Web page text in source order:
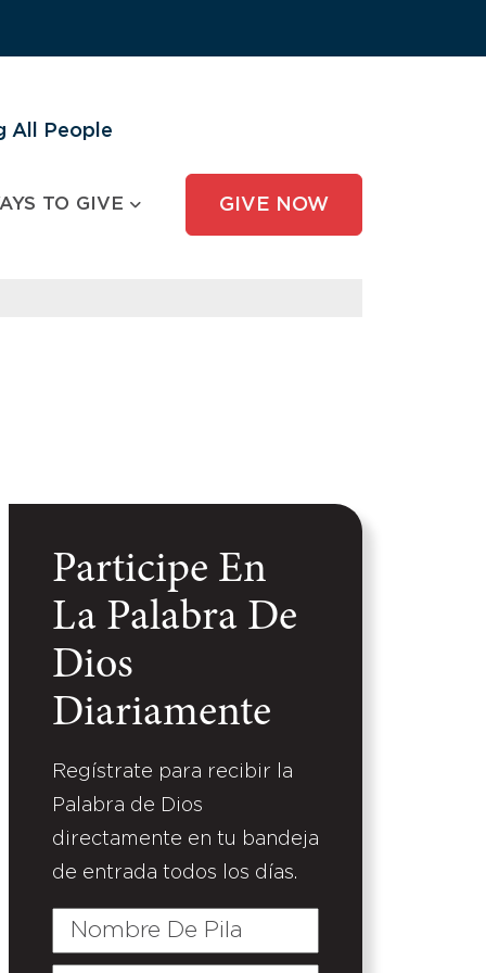
All People
TO GIVE GIVE NOW
Participe En
La Palabra De
Dios
Diariamente
Regístrate para recibir la
Palabra de Dios
directamente en tu bandeja
de entrada todos los días.
Nombre